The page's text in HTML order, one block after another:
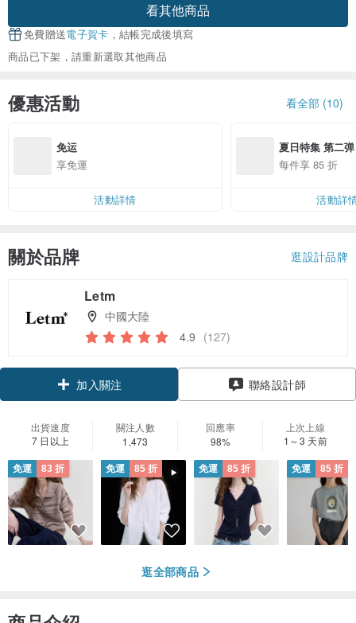
看其他商品
免費贈送電子賀卡 ，結帳完成後填寫
商品已下架，請重新選取其他商品
優惠活動 看全部 (10)
免运
享免運
活動詳情
夏日特集 第二弹
每件享 85 折
活動詳
關於品牌 逛設計品牌
Letm
中國大陸
4.9 (127)
加入關注
聯絡設計師
出貨速度
7 日以上
關注人數
1,473
回應率
98%
上次上線
1～3 天前
免運 83 折 免運 85 折 免運 85 折 免運 85 折
逛全部商品